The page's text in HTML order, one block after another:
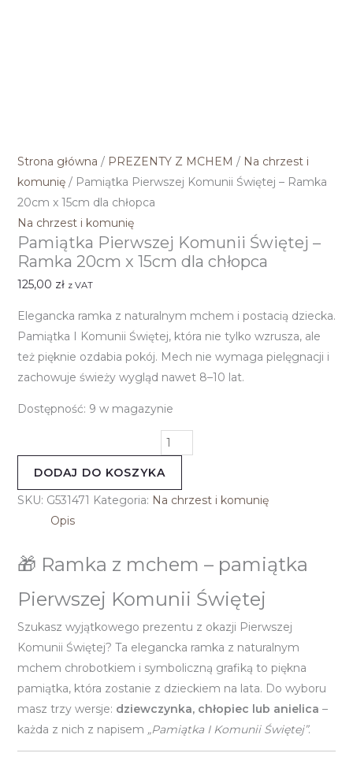
Strona główna / PREZENTY Z MCHEM / Na chrzest i
komunię/ Pamiątka Pierwszej Komunii Świętej – Ramka
20cm x 15cm dla chłopca
Na chrzest i komunię
Pamiątka Pierwszej Komunii Świętej –
Ramka 20cm x 15cm dla chłopca
125,00 zł z VAT
Elegancka ramka z naturalnym mchem i postacią dziecka.
Pamiątka I Komunii Świętej, która nie tylko wzrusza, ale
też pięknie ozdabia pokój. Mech nie wymaga pielęgnacji i
zachowuje świeży wygląd nawet 8–10 lat.
Dostępność: 9 w magazynie
DODAJ DO KOSZYKA
SKU: G531471 Kategoria: Na chrzest i komunię
Opis
🎁 Ramka z mchem – pamiątka
Pierwszej Komunii Świętej
Szukasz wyjątkowego prezentu z okazji Pierwszej
Komunii Świętej? Ta elegancka ramka z naturalnym
mchem chrobotkiem i symboliczną grafiką to piękna
pamiątka, która zostanie z dzieckiem na lata. Do wyboru
masz trzy wersje: dziewczynka, chłopiec lub anielica –
każda z nich z napisem „Pamiątka I Komunii Świętej”.